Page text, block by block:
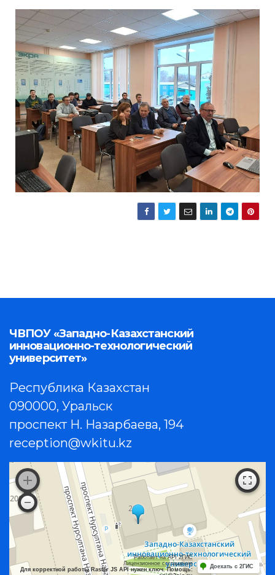
ЧВПОУ «Западно-Казахстанский
инновационно-технологический
университет»
Республика Казахстан
090000, Уральск
проспект Н. Назарбаева, 194
reception@wkitu.kz
Работает на API 2ГИС
Лицензионное соглашение
Для корректной работы Raster JS API нужен ключ. Помощь:
Доехать с 2ГИС